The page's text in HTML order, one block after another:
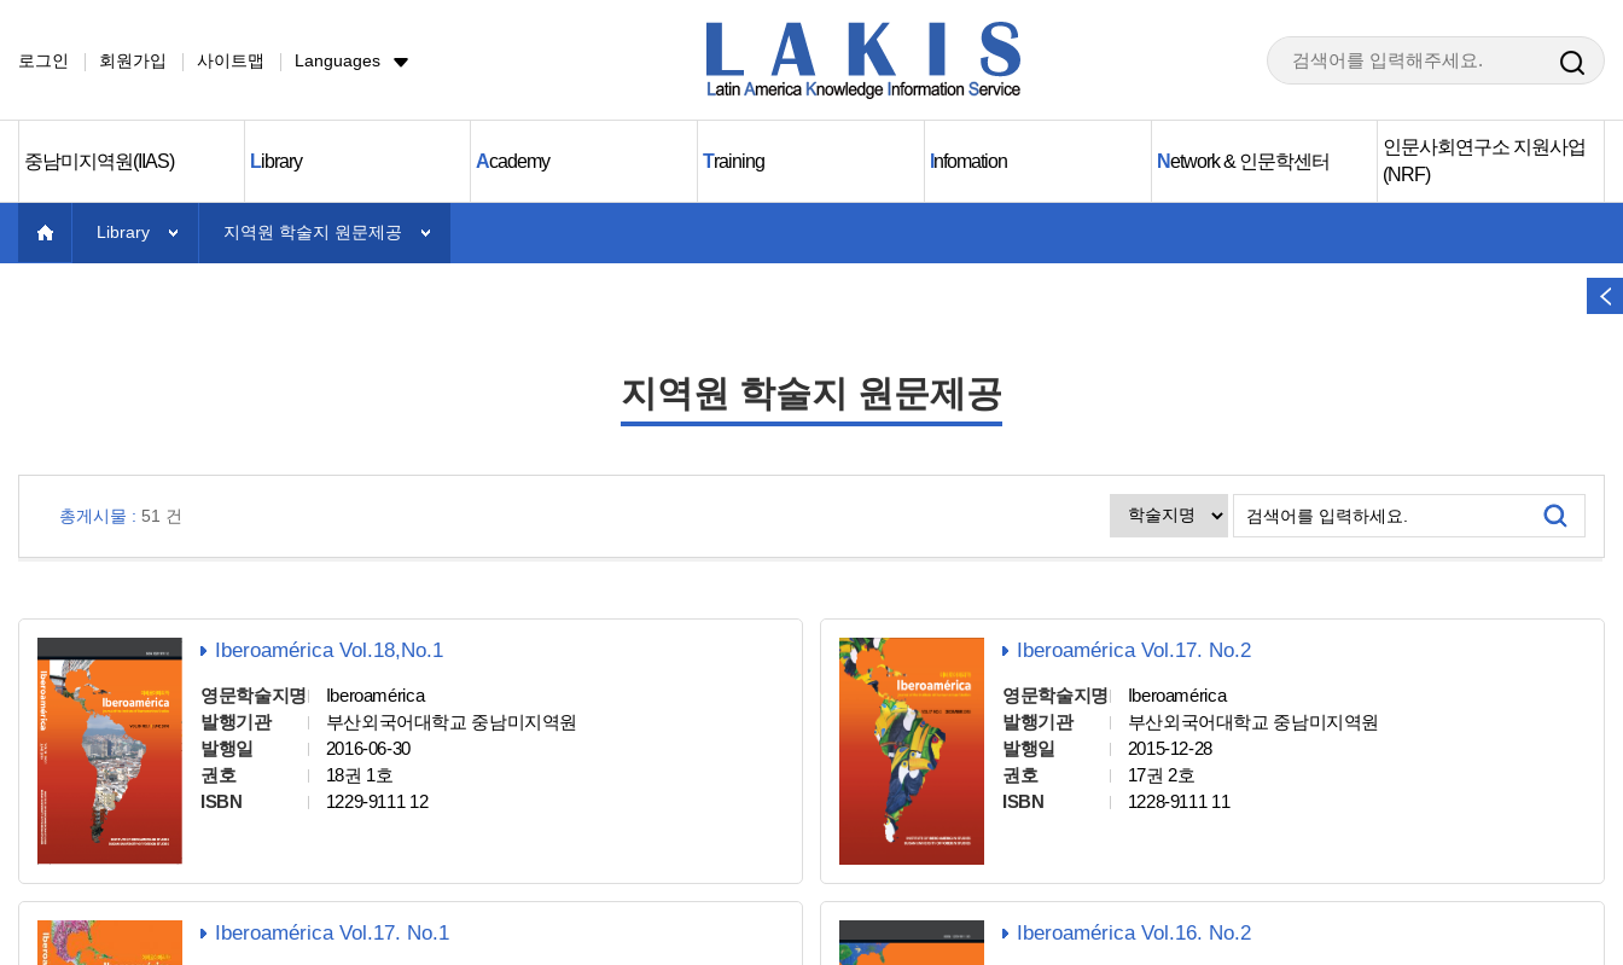
로그인 회원가입 사이트맵 Languages
중남미지역원(IIAS) Library Academy Training nfomation Network & 인문학센터
인문사회연구소 지원사업
(NRF)
Library 지역원 학술지 원문제공
지역원 학술지 원문제공
총게시물 : 51 건 검색어를 입력하세요.
Iberoamérica Vol.18,No.1
영문학술지명
Iberoamérica
발행기관
부산외국어대학교 중남미지역원
발행일
2016-06-30
권호
18권 1호
ISBN
1229-9111 12
Iberoamérica Vol.17. No.2
영문학술지명
Iberoamérica
발행기관
부산외국어대학교 중남미지역원
발행일
2015-12-28
권호
17권 2호
ISBN
1228-9111 11
Iberoamérica Vol.17. No.1 Iberoamérica Vol.16. No.2